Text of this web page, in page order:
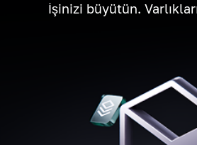
İşinizi büyütün.